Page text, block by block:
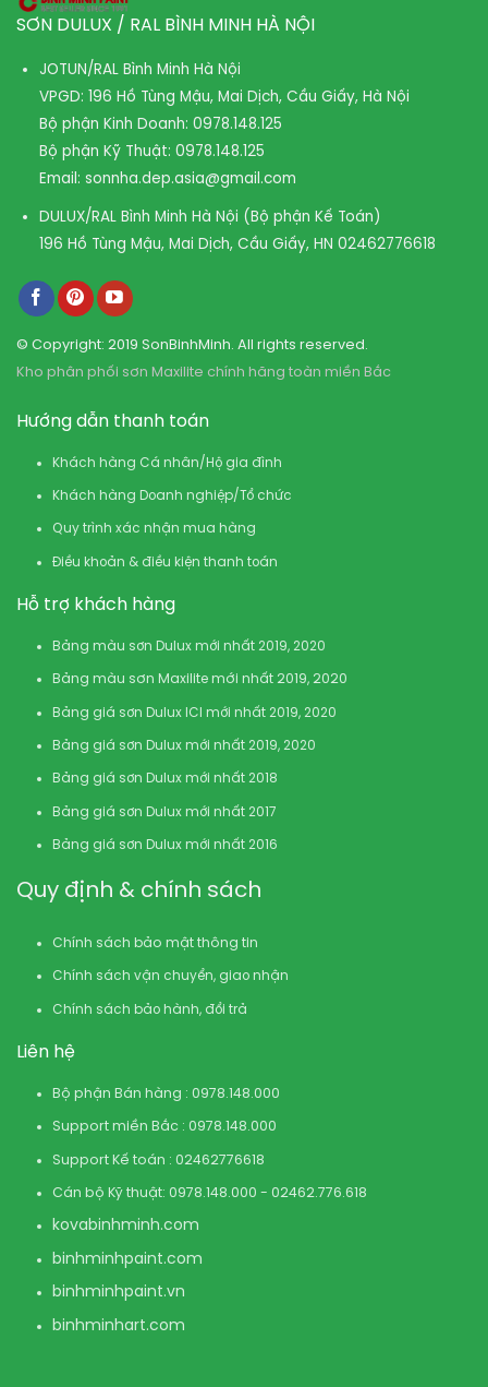
SƠN DULUX / RAL BÌNH MINH HÀ NỘI
JOTUN/RAL Bình Minh Hà Nội
VPGD: 196 Hồ Tùng Mậu, Mai Dịch, Cầu Giấy, Hà Nội
Bộ phận Kinh Doanh: 0978.148.125
Bộ phận Kỹ Thuật: 0978.148.125
Email: sonnha.dep.asia@gmail.com
DULUX/RAL Bình Minh Hà Nội (Bộ phận Kế Toán)
196 Hồ Tùng Mậu, Mai Dịch, Cầu Giấy, HN 02462776618
© Copyright: 2019 SonBinhMinh. All rights reserved.
Kho phân phối sơn Maxilite chính hãng toàn miền Bắc
Hướng dẫn thanh toán
Khách hàng Cá nhân/Hộ gia đình
Khách hàng Doanh nghiệp/Tổ chức
Quy trình xác nhận mua hàng
Điều khoản & điều kiện thanh toán
Hỗ trợ khách hàng
Bảng màu sơn Dulux mới nhất 2019, 2020
Bảng màu sơn Maxilite mới nhất 2019, 2020
Bảng giá sơn Dulux ICI mới nhất 2019, 2020
Bảng giá sơn Dulux mới nhất 2019, 2020
Bảng giá sơn Dulux mới nhất 2018
Bảng giá sơn Dulux mới nhất 2017
Bảng giá sơn Dulux mới nhất 2016
Quy định & chính sách
Chính sách bảo mật thông tin
Chính sách vận chuyển, giao nhận
Chính sách bảo hành, đổi trả
Liên hệ
Bộ phận Bán hàng : 0978.148.000
Support miền Bắc : 0978.148.000
Support Kế toán : 02462776618
Cán bộ Kỹ thuật: 0978.148.000 - 02462.776.618
kovabinhminh.com
binhminhpaint.com
binhminhpaint.vn
binhminhart.com